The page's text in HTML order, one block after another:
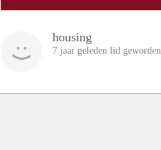
housing
7 jaar geleden lid geworden